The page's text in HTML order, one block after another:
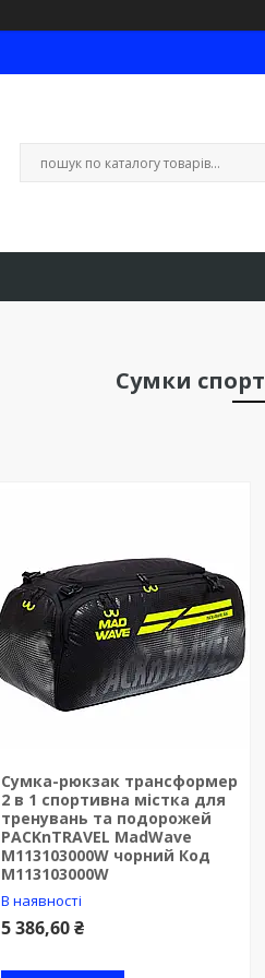
Сумки
Сумка-рюкзак трансформер
2 в 1 спортивна містка для
тренувань та подорожей
PACKnTRAVEL MadWave
M113103000W чорний Код
M113103000W
В наявності
5 386,60 ₴